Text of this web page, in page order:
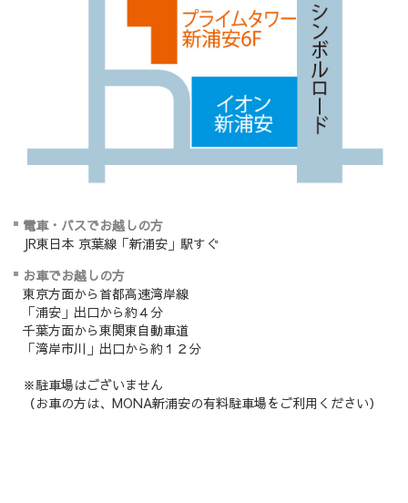
電車・バスでお越しの方
JR東日本 京葉線「新浦安」駅すぐ
お車でお越しの方
東京方面から首都高速湾岸線
「浦安」出口から約４分
千葉方面から東関東自動車道
「湾岸市川」出口から約１２分
※駐車場はございません
（お車の方は、MONA新浦安の有料駐車場をご利用ください）